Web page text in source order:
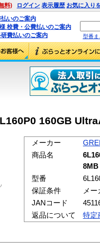
料) ログイン 表示履歴 お気に入り
いのご案内
校費・公費払いのご案内
費払いのご案内
型番ま
160GB
メーカー
商品名
8MB
型番
保証条件
メ
JANコード
返品について
特定